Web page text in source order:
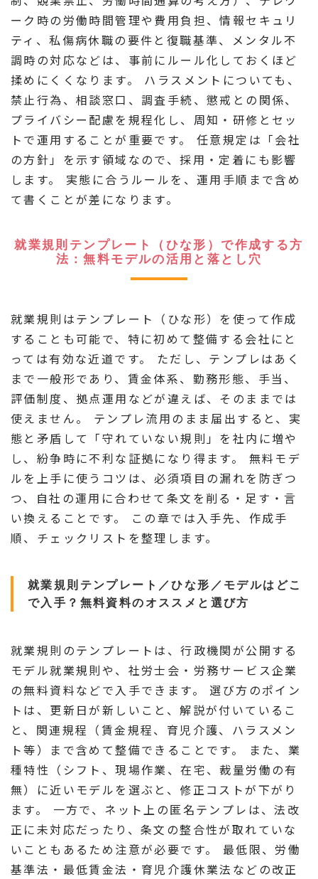
ーク時の労働時間管理や費用負担、情報セキュリ
ティ、私傷病休職の要件と復職基準、メンタル不
調時の対応などは、事前にルール化しておくほど
揉めにくくなります。 ハラスメントについても、
禁止行為、相談窓口、調査手続、懲戒との関係、
プライバシー配慮を規程化し、周知・研修とセッ
トで運用することが重要です。 任意規定は「会社
の方針」を示す領域なので、採用・定着にも影響
します。 実態に合うルールを、運用手順まで含め
て書くことが差になります。
就業規則テンプレート（ひな形）で作成する方
法：無料モデルの活用と落とし穴
就業規則はテンプレート（ひな形）を使って作成
することも可能で、特に初めて整備する会社にと
っては有効な近道です。 ただし、テンプレはあく
まで一般形であり、賃金体系、勤務形態、手当、
評価制度、拠点運用などが違えば、そのままでは
使えません。 テンプレ流用のまま届出すると、実
態と矛盾して「守れていない規則」を社内に増や
し、紛争時に不利な証拠になり得ます。 無料モデ
ルを上手に使うコツは、必須項目の漏れを防ぎつ
つ、自社の運用に合わせて条文を削る・足す・言
い換えることです。 この章では入手先、作成手
順、チェックリストを整理します。
就業規則テンプレート／ひな形／モデルはどこ
で入手？無料資料のオススメと選び方
就業規則のテンプレートは、行政機関が公開する
モデル就業規則や、社労士会・労務サービス企業
の無料資料などで入手できます。 選び方のポイン
トは、更新日が新しいこと、解説が付いているこ
と、関連規程（賃金規程、育児介護、ハラスメン
ト等）まで含めて整備できることです。 また、業
種特性（シフト、現場作業、在宅、裁量労働の有
無）に近いモデルを選ぶと、修正コストが下がり
ます。 一方で、ネット上の匿名テンプレは、法改
正に未対応だったり、条文の整合性が取れていな
いこともあるため注意が必要です。 最低限、労働
基準法・最低賃金法・育児介護休業法などの改正